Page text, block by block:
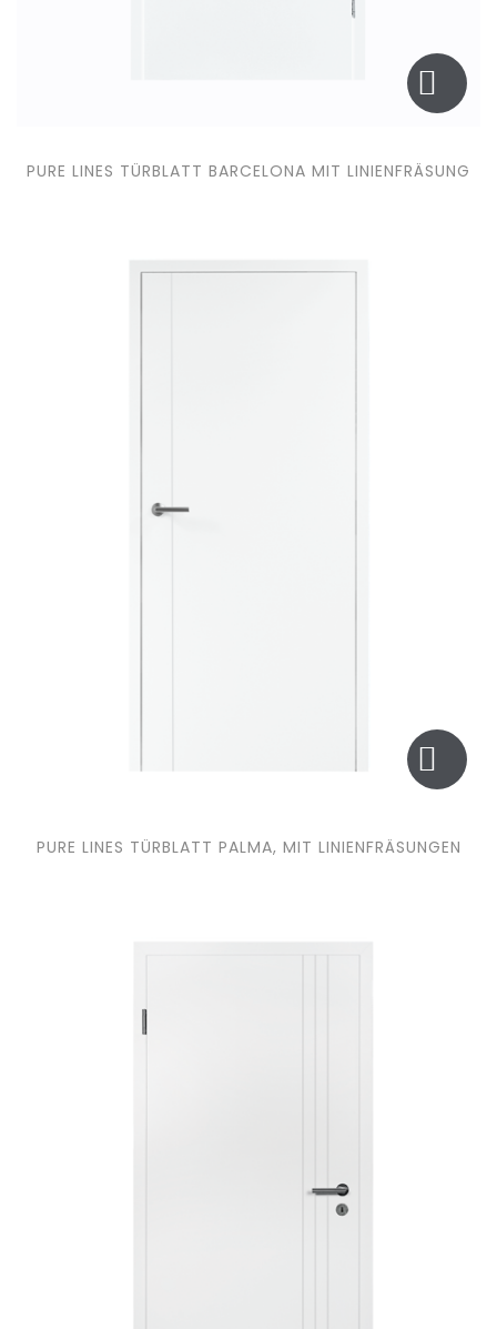
PURE LINES TÜRBLATT BARCELONA MIT LINIENFRÄSUNG
PURE LINES TÜRBLATT PALMA, MIT LINIENFRÄSUNGEN